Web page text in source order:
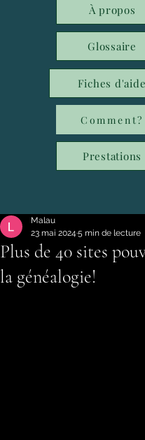
À propos
Glossaire
Fiches d'aide
Comment?
Prestations
Plus de 40 sites
la généalogie!
Malau
23 mai 2024 5 min de lecture